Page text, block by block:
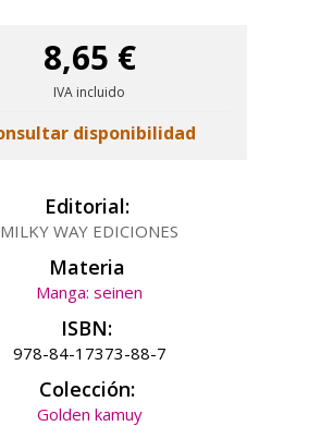
8,65 €
IVA incluido
disponibilidad
Editorial:
MILKY WAY EDICIONES
Materia
Manga: seinen
ISBN:
978-84-17373-88-7
Colección:
Golden kamuy